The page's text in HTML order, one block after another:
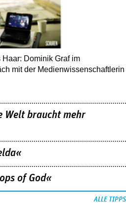
Dominik Graf im
mit der Medienwissenschaftlerin
Welt braucht mehr
of God«
ALLE TIPPS